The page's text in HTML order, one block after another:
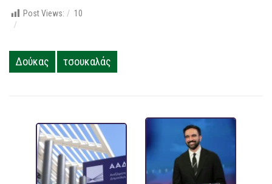
Post Views: 10
Δούκας τσουκαλάς